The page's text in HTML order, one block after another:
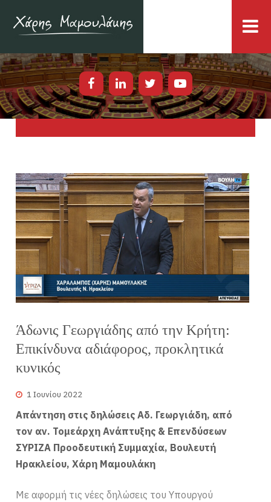
Άδωνις Γεωργιάδης από την Κρήτη:
Επικίνδυνα αδιάφορος, προκλητικά
κυνικός
1 Ιουνίου 2022
Απάντηση στις δηλώσεις Αδ. Γεωργιάδη, από
τον αν. Τομεάρχη Ανάπτυξης & Επενδύσεων
ΣΥΡΙΖΑ Προοδευτική Συμμαχία, Βουλευτή
Ηρακλείου, Χάρη Μαμουλάκη
Με αφορμή τις νέες δηλώσεις του Υπουργού